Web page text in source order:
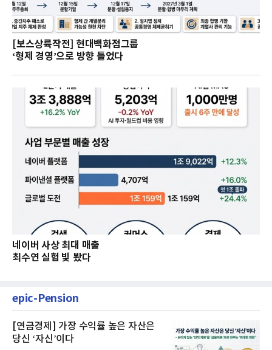
[보스상륙작전] 현대백화점그룹
‘형제 경영’으로 방향 틀었다
네이버 사상 최대 매출
최수연 실험 빛 봤다
epic-Pension
[연금경제] 가장 수익률 높은 자산은
당신 ‘자신’이다